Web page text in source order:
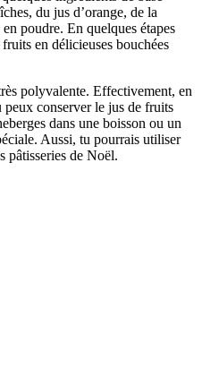
du jus d’orange, de la
poudre. En quelques étapes
en délicieuses bouchées
polyvalente. Effectivement, en
conserver le jus de fruits
dans une boisson ou un
Aussi, tu pourrais utiliser
pâtisseries de Noël.